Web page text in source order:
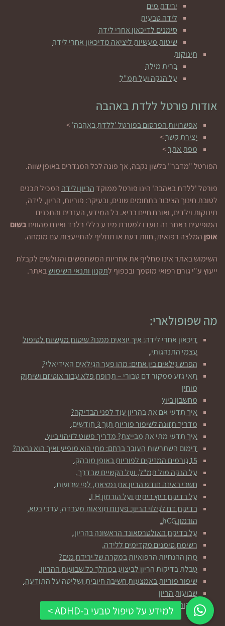
ירידת מים
לידה טבעית
סימנים לדיכאון אחרי לידה
שיטות מעשיות ליציאה מדיכאון אחרי לידה
תינוקות
ברית מילה
על הנקה ועל תמ"ל
אודות פורטל ללדת באהבה
אפשרויות הפרסום בפורטל 'ללדת באהבה'>
יצירת קשר>
מפת אתר>
הפורטל "מדבר" בלשון נקבה, אך פונה לכל המגדרים באופן שווה.
פורטל 'ללדת באהבה' הינו פורטל ממוקד הריון ולידההמכיל תכנים
לטובת חינוך הציבור בתחומים שונים, ובעיקר: פוריות, הריון, לידה,
תינוקות וילדים, ואורח חיים בריא. כל המידע, העזרים והתכנים
המופיעים באתר זה נועדו למטרת מידע כללי בלבד ואינם מהוויםבשום
אופן המלצה רפואית, חוות דעת או תחליף להתייעצות עם מומחה.
השימוש באתר אינו מחליף את אחריות המשתמשים והגולשים לקבלת
ייעוץ ע"י גורם רפואי מוסמך ובכפוף לתקנון ותנאי השימושבאתר.
מה שפופולארי:
דיכאון אחרי לידה: איך יוצאים ממנו? שיטות מעשיות לטיפול
עצמי התנהגותי.
הפרש גילאים בין אחים: מהו פער הגילאים האידיאלי?
תאי גזע ממקור דם טבורי – תרופת פלא עבור אוטיזם ושיתוק
מוחין
מחשבון ביוץ
איך תדעי אם את בהריון עוד לפני הבדיקה?
מדריך תזונה לשיפור פוריות תוך 3 חודשים.
איך תדעי מתי את מבייצת? מדריך פשוט לזיהוי ביוץ.
דימום השתרשות העובר ברחם: מתי הוא מופיע ואיך הוא נראה?
15 גורמים המזיקים לפוריות באופן מובהק.
על הנקה מול תמ"ל, ועל הקשיים שבדרך.
חשבי באיזה חודש הריון את נמצאת, לפי שבועות.
על בדיקת ביוץ ביתית ועל הורמון LH.
בדיקת דם לגילוי הריון: פענוח תוצאות מעבדה, ערכי בטא,
הורמון hCG.
על בדיקת האולטרסאונד הראשונה בהריון.
רשימת סימנים מקדימים ללידה.
מהן ההנחיות הרפואיות במקרה של ירידת מים?
טבלת בדיקות הריון לביצוע במהלך כל שבועות ההריון.
שיפור פוריות באמצעות חשיבה חיובית ושליטה על התודעה.
שבועות הריון
לנקות פחות? זה דווקא טוב לילדים שלכן ומונע סרטן